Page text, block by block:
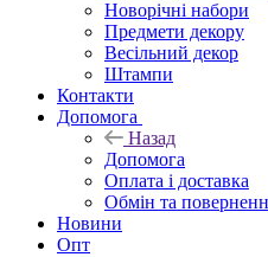
Новорічні набори
Предмети декору
Весільний декор
Штампи
Контакти
Допомога
Назад
Допомога
Оплата і доставка
Обмін та
Новини
Опт